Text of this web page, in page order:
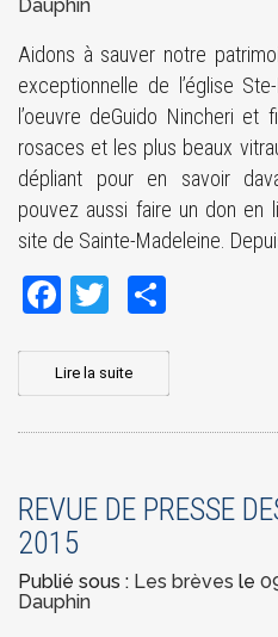
Dauphin
Aidons à sauver notre
exceptionnelle de l’église
l’oeuvre deGuido Nincheri
rosaces et les plus beaux
dépliant pour en savoir
pouvez aussi faire un don en
site de Sainte-Madeleine.
FacebookTwitter
Lire la suite
REVUE DE PRESSE
2015
Publié sous : Les brèves le
Dauphin